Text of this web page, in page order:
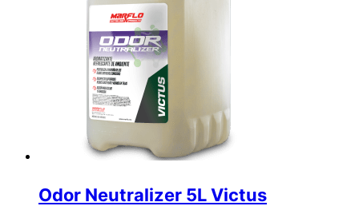
Odor Neutralizer 5L Victus